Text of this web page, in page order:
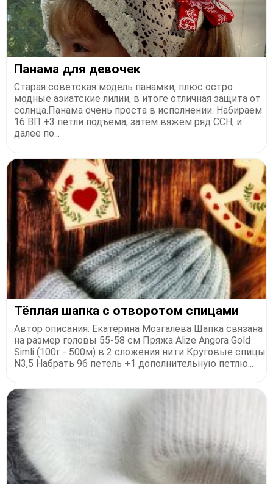
Панама для девочек
Старая советская модель панамки, плюс остро
модные азиатские лилии, в итоге отличная защита от
солнца.Панама очень проста в исполнении. Набираем
16 ВП +3 петли подъема, затем вяжем ряд ССН, и
далее по...
Тёплая шапка с отворотом спицами
Автор описания: Екатерина Мозгалева Шапка связана
на размер головы 55-58 см Пряжа Alize Angora Gold
Simli (100г - 500м) в 2 сложения нити Круговые спицы
N3,5 Набрать 96 петель +1 дополнительную петлю...